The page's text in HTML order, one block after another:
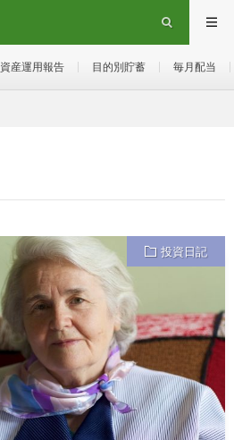
資産運用報告 目的別貯蓄 毎月配当
投資日記